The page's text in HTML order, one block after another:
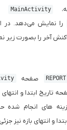
MainActivity
را نمایش می‌دهد. در
REPORT صفحه
تاریخ ابتدا و انتهای
های انجام شده
و انتهای بازه نیز